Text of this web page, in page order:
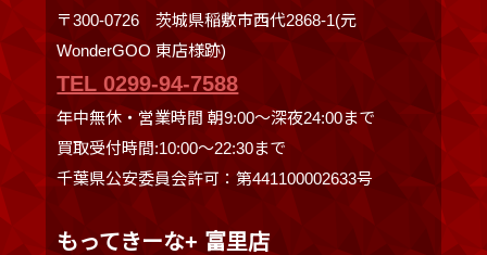
〒300-0726 茨城県稲敷市西代2868-1(元
WonderGOO 東店様跡)
TEL 0299-94-7588
年中無休・営業時間 朝9:00〜深夜24:00まで
買取受付時間:10:00〜22:30まで
千葉県公安委員会許可：第441100002633号
もってきーな+ 富里店